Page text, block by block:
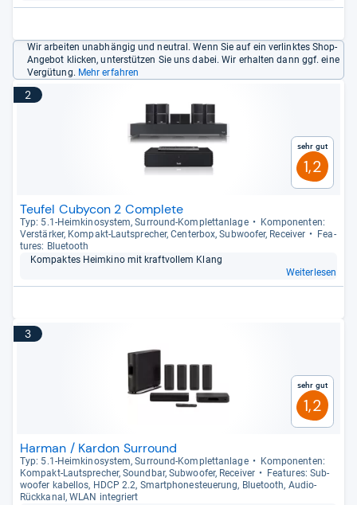
Wir arbeiten unabhängig und neutral. Wenn Sie auf ein verlinktes Shop-
Angebot klicken, unterstützen Sie uns dabei. Wir erhalten dann ggf. eine
Vergütung. Mehr erfahren
2
Sehr gut
1,2
Teufel Cubycon 2 Complete
Typ: 5.1-​Heim­ki­no­sys­tem, Sur­round-​Kom­plett­an­lage
Kom­po­nen­ten:
Ver­stär­ker, Kom­pakt-​Laut­spre­cher, Cen­ter­box, Sub­woofer, Recei­ver
Fea­
tu­res: Blue­tooth
Kom­pak­tes Heim­kino mit kraft­vol­lem Klang
Weiterlesen
3
Sehr gut
1,2
Harman / Kardon Surround
Typ: 5.1-​Heim­ki­no­sys­tem, Sur­round-​Kom­plett­an­lage
Kom­po­nen­ten:
Kom­pakt-​Laut­spre­cher, Sound­bar, Sub­woofer, Recei­ver
Fea­tu­res: Sub­
woofer kabel­los, HDCP 2.2, Smart­pho­ne­steue­rung, Blue­tooth, Audio-​
Rück­ka­nal, WLAN inte­griert